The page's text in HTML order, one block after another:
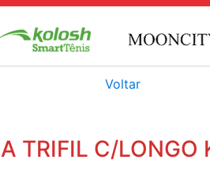
Voltar
TRIFIL C/LONGO